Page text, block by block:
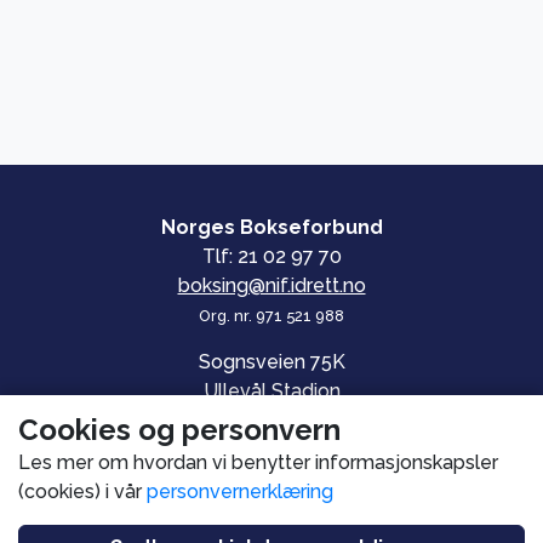
Norges Bokseforbund
Tlf: 21 02 97 70
boksing@nif.idrett.no
Org. nr. 971 521 988
Sognsveien 75K
Ullevål Stadion
0840 OSLO
© Norges Bokseforbund
Personvern og informasjonskapsler
Utviklet avPromSys.no
Cookies og personvern
Les mer om hvordan vi benytter informasjonskapsler
(cookies) i vårpersonvernerklæring